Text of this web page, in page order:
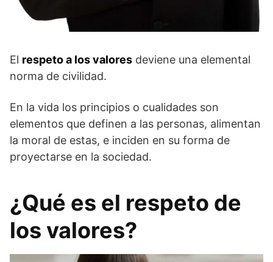
El respeto a los valores deviene una elemental
norma de civilidad.
En la vida los principios o cualidades son
elementos que definen a las personas, alimentan
la moral de estas, e inciden en su forma de
proyectarse en la sociedad.
¿Qué es el respeto de
los valores?